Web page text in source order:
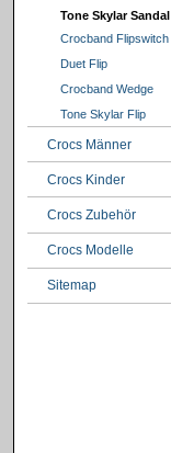
Tone Skylar Sandal
Crocband Flipswitch
Duet Flip
Crocband Wedge
Tone Skylar Flip
Crocs Männer
Crocs Kinder
Crocs Zubehör
Crocs Modelle
Sitemap